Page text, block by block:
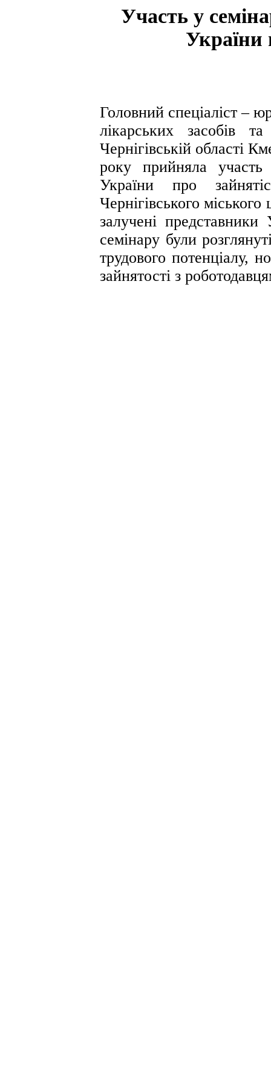
Участь у
України
Головний спеціаліст –
лікарських засобів
Чернігівській області
року прийняла участь
України про
Чернігівського
залучені
семінару були
трудового потенціалу,
зайнятості з